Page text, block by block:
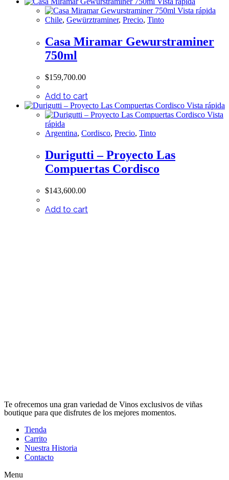
Vista rápida
Chile, Gewürztraminer, Precio, Tinto
Casa Miramar Gewurstraminer
750ml
$159,700.00
Add to cart
Vista rápida
Vista
rápida
Argentina, Cordisco, Precio, Tinto
Durigutti – Proyecto Las
Compuertas Cordisco
$143,600.00
Add to cart
Te ofrecemos una gran variedad de Vinos exclusivos de viñas
boutique para que disfrutes de los mejores momentos.
Tienda
Carrito
Nuestra Historia
Contacto
Menu